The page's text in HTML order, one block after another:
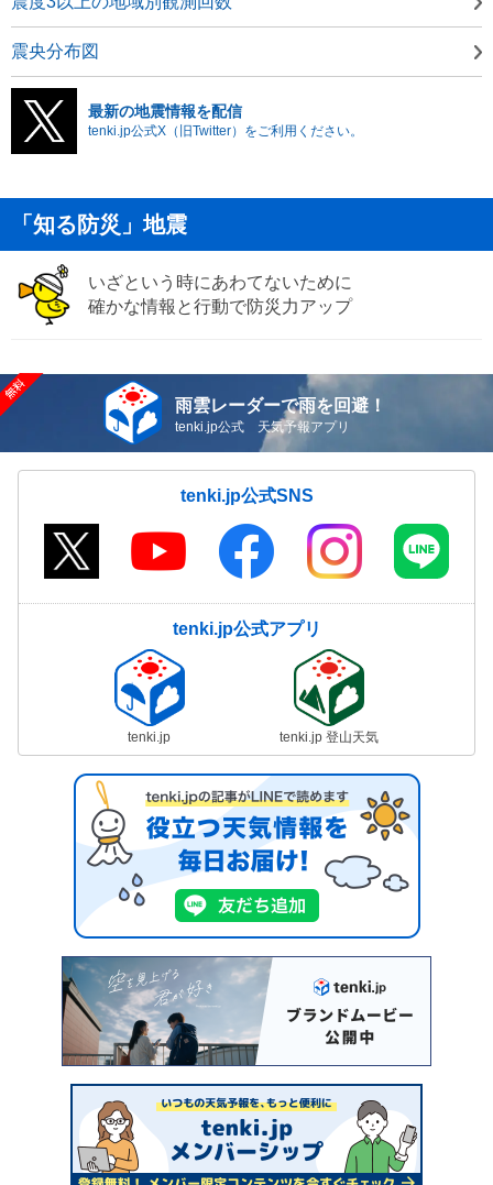
震央分布図
最新の地震情報を配信
tenki.jp公式X（旧Twitter）をご利用ください。
「知る防災」地震
いざという時にあわてないために
確かな情報と行動で防災力アップ
雨雲レーダーで雨を回避！
tenki.jp公式 天気予報アプリ
tenki.jp公式SNS
tenki.jp公式アプリ
tenki.jp tenki.jp 登山天気